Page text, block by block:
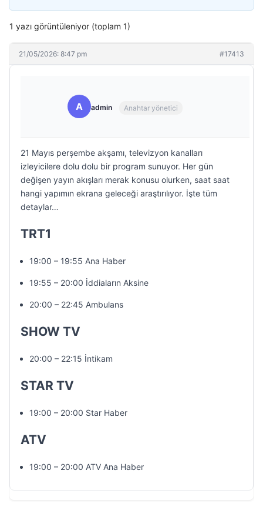
1 yazı görüntüleniyor (toplam 1)
21/05/2026: 8:47 pm #17413
A admin Anahtar yönetici
21 Mayıs perşembe akşamı, televizyon kanalları
izleyicilere dolu dolu bir program sunuyor. Her gün
değişen yayın akışları merak konusu olurken, saat saat
hangi yapımın ekrana geleceği araştırılıyor. İşte tüm
detaylar…
TRT1
19:00 – 19:55 Ana Haber
19:55 – 20:00 İddiaların Aksine
20:00 – 22:45 Ambulans
SHOW TV
20:00 – 22:15 İntikam
STAR TV
19:00 – 20:00 Star Haber
ATV
19:00 – 20:00 ATV Ana Haber